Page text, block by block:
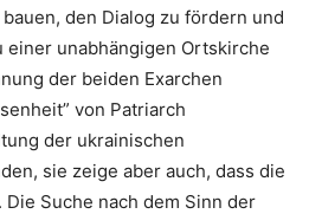
den Dialog zu fördern und
einer unabhängigen Ortskirche
der beiden Exarchen
von Patriarch
der ukrainischen
sie zeige aber auch, dass die
Suche nach dem Sinn der